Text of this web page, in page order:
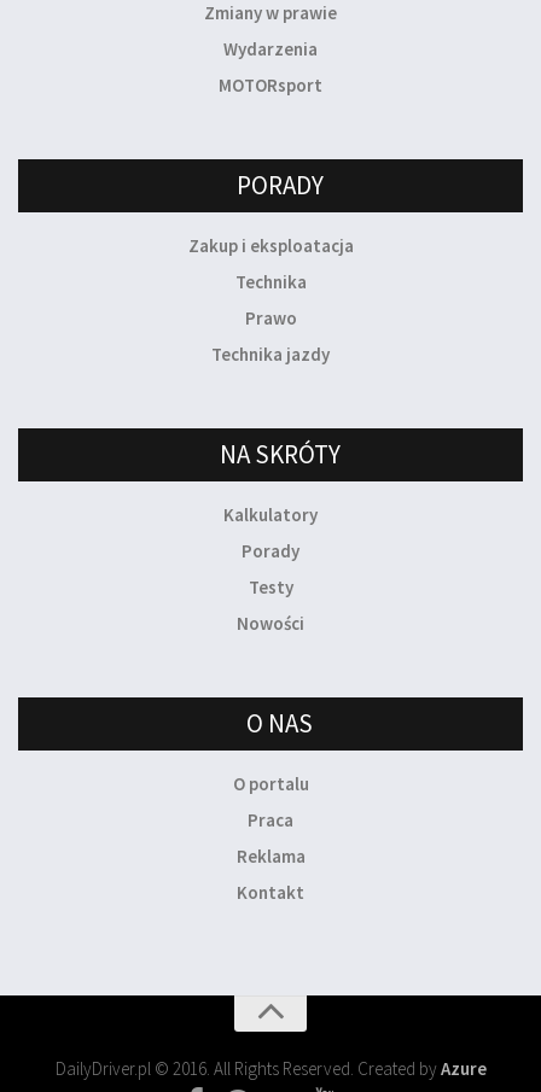
Zmiany w prawie
Wydarzenia
MOTORsport
PORADY
Zakup i eksploatacja
Technika
Prawo
Technika jazdy
NA SKRÓTY
Kalkulatory
Porady
Testy
Nowości
O NAS
O portalu
Praca
Reklama
Kontakt
DailyDriver.pl © 2016. All Rights Reserved. Created byAzure